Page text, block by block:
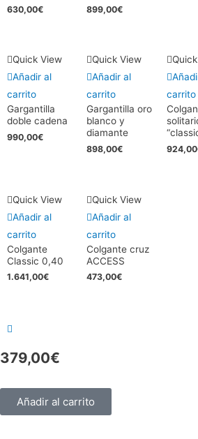
630,00€ 899,00€
Quick View
Añadir al
carrito
Gargantilla
doble cadena
990,00€
Quick View
Añadir al
carrito
Gargantilla oro
blanco y
diamante
898,00€
carrito
924,00
Quick View
Añadir al
carrito
Colgante
Classic 0,40
1.641,00€
Quick View
Añadir al
carrito
Colgante cruz
ACCESS
473,00€
379,00€
Añadir al carrito